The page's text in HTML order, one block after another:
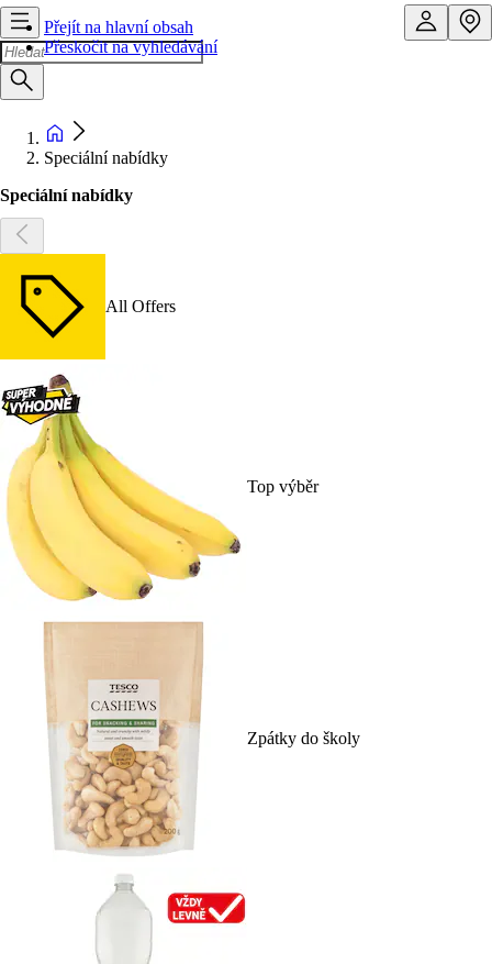
Přejít na hlavní obsah
Přeskočit na vyhledávání
Speciální nabídky
Speciální nabídky
All Offers
Top výběr
Zpátky do školy